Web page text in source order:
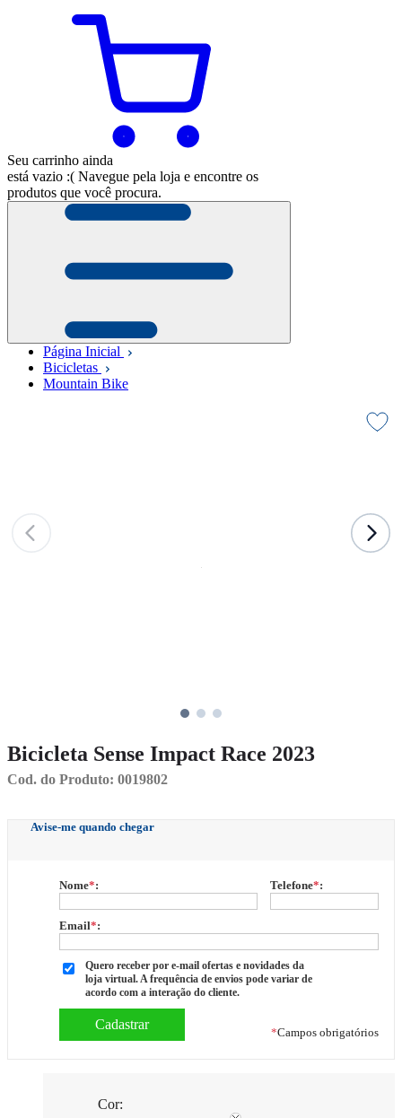
Seu carrinho ainda
está vazio :( Navegue pela loja e encontre os
produtos que você procura.
Página Inicial
Bicicletas
Mountain Bike
Bicicleta Sense Impact Race 2023
Cod. do Produto: 0019802
Avise-me quando chegar
Nome*: Telefone*:
Email*:
Quero receber por e-mail ofertas e novidades da
loja virtual. A frequência de envios pode variar de
acordo com a interação do cliente.
*Campos obrigatórios
Cor: